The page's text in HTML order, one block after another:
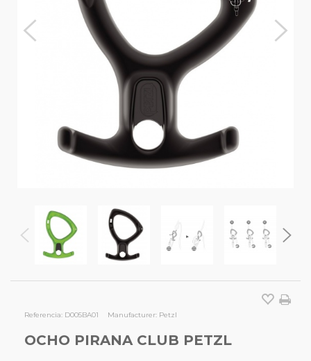
Referencia: D005BA01 Manufacturer: Petzl
OCHO PIRANA CLUB PETZL